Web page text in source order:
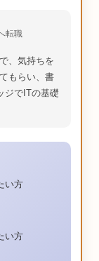
転職
、気持ちを
もらい、書
ジでITの基礎
い方
い方